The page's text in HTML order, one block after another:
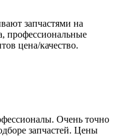
запчастями на
профессиональные
цена/качество.
Очень точно
запчастей. Цены